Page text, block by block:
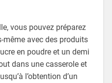
vous pouvez préparez
même avec des produits
en poudre et un demi
dans une casserole et
l’obtention d’un